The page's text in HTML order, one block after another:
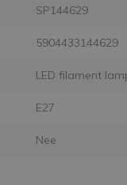
SP144629
5904433144629
LED filament
E27
Nee